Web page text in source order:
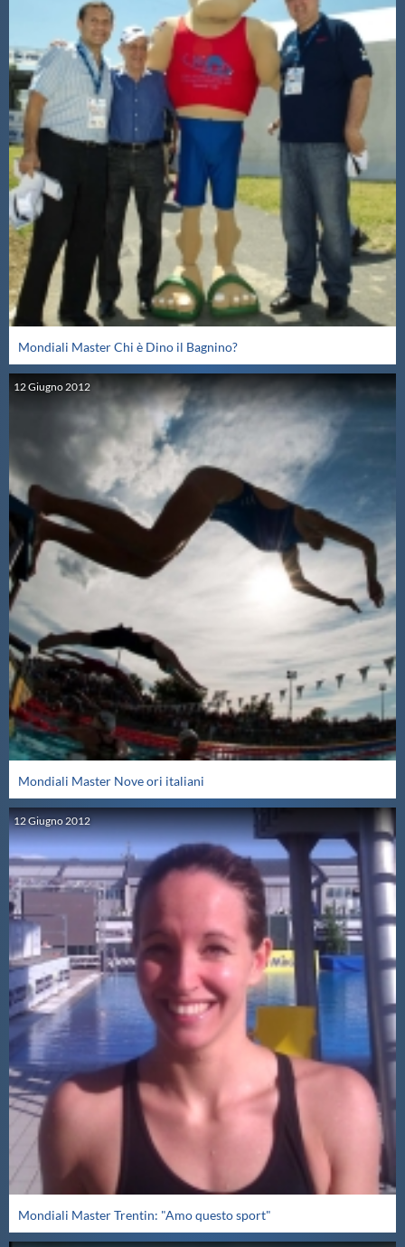
Mondiali Master Chi è Dino il Bagnino?
12Giugno2012
Mondiali Master Nove ori italiani
12Giugno2012
Mondiali Master Trentin: "Amo questo sport"